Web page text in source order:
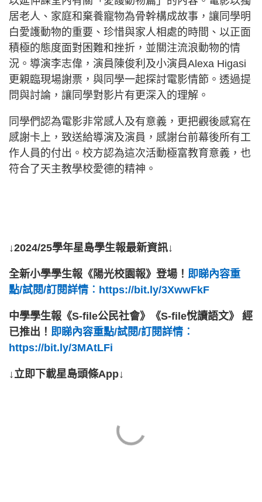
居老人、家庭和棄養寵物為骨幹構成故事，讓同學明
白愛護動物的重要、珍惜與家人相處的時間、以正面
積極的態度面對困難和挫折，並關注流浪動物的情
況。導演李志偉，演員陳俊利及小演員Alexa Higasi
更親臨現場謝票，與同學一起探討電影情節。透過提
問與討論，讓同學對影片有更深入的理解。
同學們認為電影非常感人及有意義，更把觀後感寫在
感謝卡上，致送給導演及演員，感謝台前幕後所有工
作人員的付出。校方認為這次活動極富教育意義，也
符合了天主教學校愛德的精神。
↓2024/25學年星島學生報最新資訊↓
全新小學學生報《陽光校園報》登場！ 即睇內容重
點/試閱/訂閱詳情︰https://bit.ly/3XwwFkF
中學學生報《S-file公民社會》《S-file悅讀語文》 經
已推出！ 即睇內容重點/試閱/訂閱詳情︰
https://bit.ly/3MAtLFi
↓立即下載星島頭條App↓